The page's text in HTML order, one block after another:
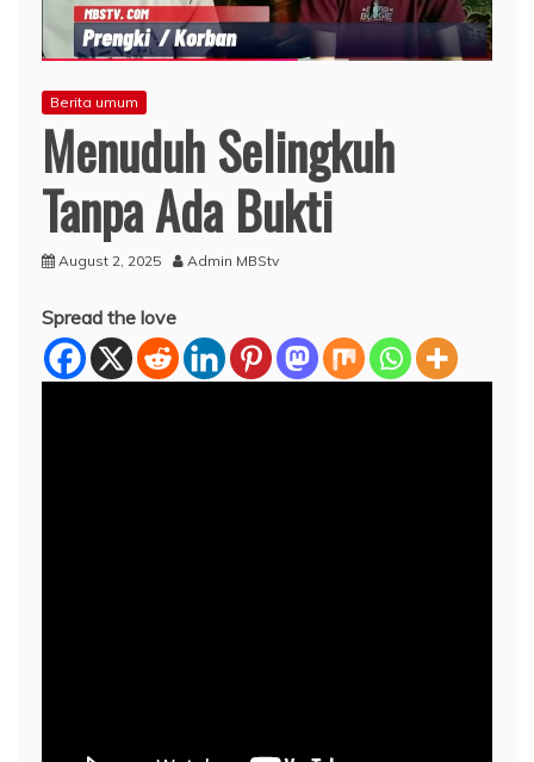
Berita umum
Menuduh Selingkuh
Tanpa Ada Bukti
August 2, 2025 Admin MBStv
Spread the love